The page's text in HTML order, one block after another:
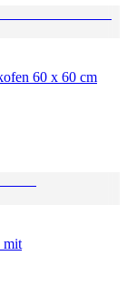
60 x 60 cm
mit